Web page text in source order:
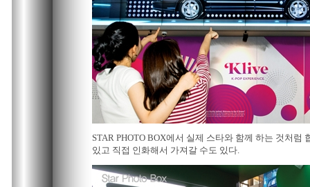
STAR PHOTO BOX에서 실제 스타와 함께 하는 것처럼
있고 직접 인화해서 가져갈 수도 있다.